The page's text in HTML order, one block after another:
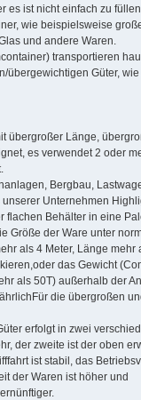
es ist nicht einfach zu
wie beispielsweise
und andere Waren.
transportieren
übergewichtigen Güter, wie
übergroßer Länge,
es verwendet 2 oder
Bergbau,
unserer Unternehmen
flachen Behälter in eine
Größe der Ware unter
als 4 Meter, Länge mehr
das Gewicht
als 50T) außerhalb der
die übergroßen
erfolgt in zwei
der zweite ist der oben
ist stabil, das
der Waren ist höher und